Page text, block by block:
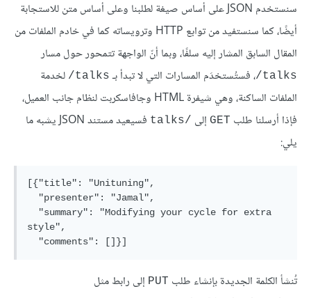
سنستخدم JSON على أساس صيغة لطلبنا وعلى أساس متن للاستجابة
أيضًا، كما سنستفيد من توابع HTTP وترويساته كما في خادم الملفات من
المقال السابق المشار إليه سلفًا، وبما أنّ الواجهة تتمحور حول مسار
‎/talks، فستُستخدَم المسارات التي لا تبدأ بـ ‎/talks لخدمة
الملفات الساكنة، وهي شيفرة HTML وجافاسكربت لنظام جانب العميل،
فإذا أرسلنا طلب GET إلى /talks
فسيعيد مستند JSON يشبه ما
يلي:
[{"title": "Unituning",
style",
تُنشأ الكلمة الجديدة بإنشاء طلب PUT إلى رابط مثل